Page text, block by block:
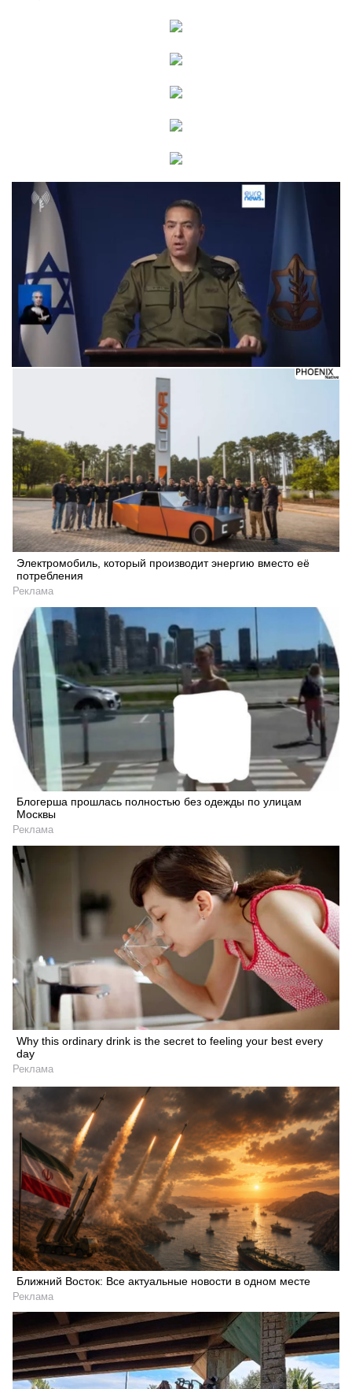
Электромобиль, который производит энергию вместо её
потребления
Реклама
Блогерша прошлась полностью без одежды по улицам
Москвы
Реклама
Why this ordinary drink is the secret to feeling your best every
day
Реклама
Ближний Восток: Все актуальные новости в одном месте
Реклама